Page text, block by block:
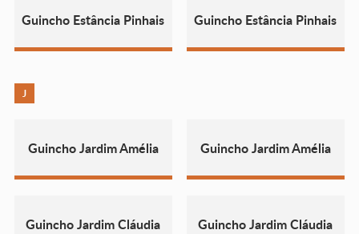
Guincho Estância Pinhais Guincho Estância Pinhais
J
Guincho Jardim Amélia Guincho Jardim Amélia
Guincho Jardim Cláudia Guincho Jardim Cláudia